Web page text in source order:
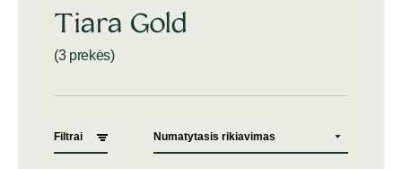
Tiara Gold
(3 prekės)
Filtrai